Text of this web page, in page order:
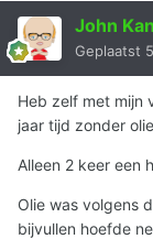
John
Geplaatst
Heb zelf met mijn
jaar tijd zonder
Alleen 2 keer een
Olie was volgens
bijvullen hoefde